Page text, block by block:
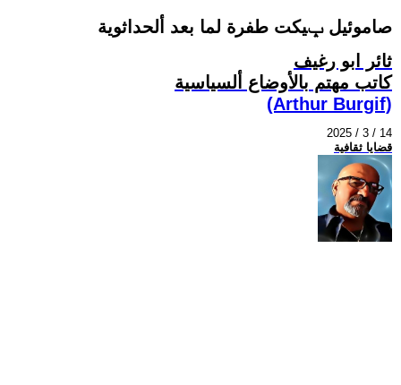
صاموئيل ݒيكت طفرة لما بعد ألحداثوية
ثائر ابو رغيف
كاتب مهتم بالأوضاع ألسياسية
(Arthur Burgif)
2025 / 3 / 14
قضايا ثقافية